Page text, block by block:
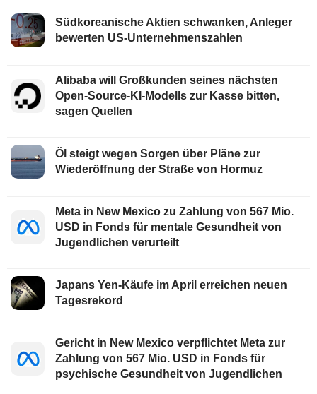
Südkoreanische Aktien schwanken, Anleger
bewerten US-Unternehmenszahlen
Alibaba will Großkunden seines nächsten
Open-Source-KI-Modells zur Kasse bitten,
sagen Quellen
Öl steigt wegen Sorgen über Pläne zur
Wiederöffnung der Straße von Hormuz
Meta in New Mexico zu Zahlung von 567 Mio.
USD in Fonds für mentale Gesundheit von
Jugendlichen verurteilt
Japans Yen-Käufe im April erreichen neuen
Tagesrekord
Gericht in New Mexico verpflichtet Meta zur
Zahlung von 567 Mio. USD in Fonds für
psychische Gesundheit von Jugendlichen